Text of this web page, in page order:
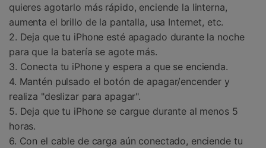
quieres agotarlo más rápido, enciende la linterna,
aumenta el brillo de la pantalla, usa Internet, etc.
2. Deja que tu iPhone esté apagado durante la noche
para que la batería se agote más.
3. Conecta tu iPhone y espera a que se encienda.
4. Mantén pulsado el botón de apagar/encender y
realiza "deslizar para apagar".
5. Deja que tu iPhone se cargue durante al menos 5
horas.
6. Con el cable de carga aún conectado, enciende tu